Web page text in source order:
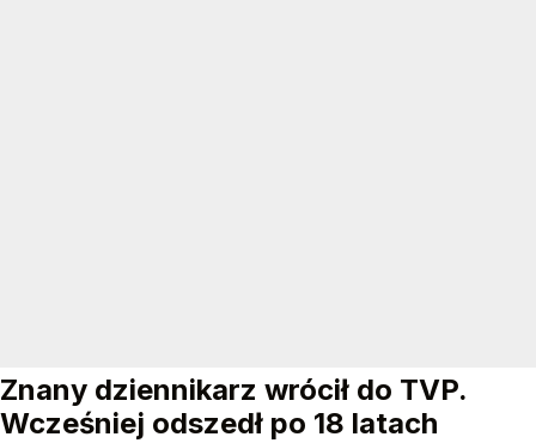
Znany dziennikarz wrócił do TVP.
Wcześniej odszedł po 18 latach